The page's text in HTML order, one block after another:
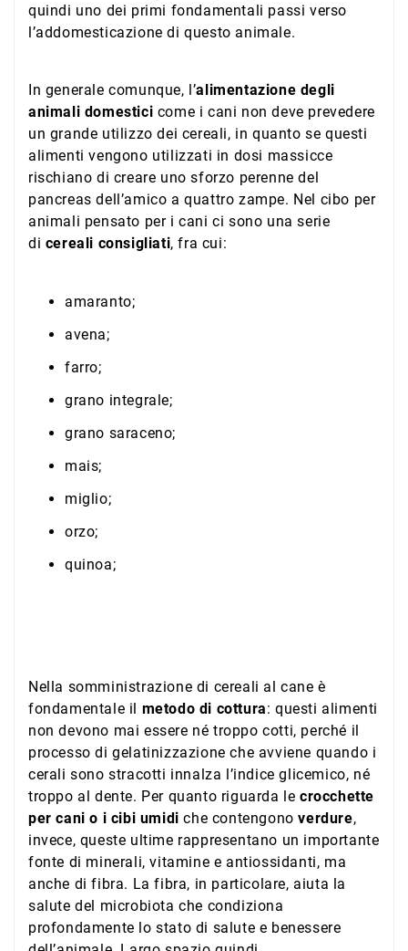
quindi uno dei primi fondamentali passi verso
l’addomesticazione di questo animale.
In generale comunque, l’alimentazione degli
animali domestici come i cani non deve prevedere
un grande utilizzo dei cereali, in quanto se questi
alimenti vengono utilizzati in dosi massicce
rischiano di creare uno sforzo perenne del
pancreas dell’amico a quattro zampe. Nel cibo per
animali pensato per i cani ci sono una serie
di cereali consigliati, fra cui:
amaranto;
avena;
farro;
grano integrale;
grano saraceno;
mais;
miglio;
orzo;
quinoa;
Nella somministrazione di cereali al cane è
fondamentale il metodo di cottura: questi alimenti
non devono mai essere né troppo cotti, perché il
processo di gelatinizzazione che avviene quando i
cerali sono stracotti innalza l’indice glicemico, né
troppo al dente. Per quanto riguarda lecrocchette
per cani o i cibi umidi che contengonoverdure,
invece, queste ultime rappresentano un importante
fonte di minerali, vitamine e antiossidanti, ma
anche di fibra. La fibra, in particolare, aiuta la
salute del microbiota che condiziona
profondamente lo stato di salute e benessere